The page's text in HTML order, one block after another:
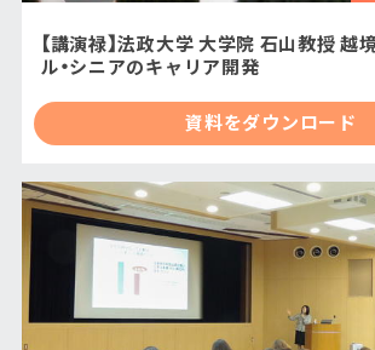
【講演禄】法政大学 大学院 石山教授 越
ル・シニアのキャリア開発
資料をダウンロード